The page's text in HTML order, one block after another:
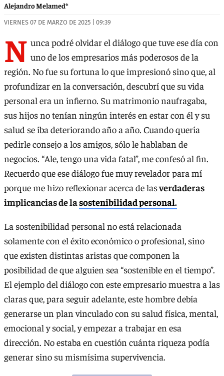
Alejandro Melamed*
VIERNES 07 DE MARZO DE 2025 | 09:39
N unca podré olvidar el diálogo que tuve ese día con
uno de los empresarios más poderosos de la
región. No fue su fortuna lo que impresionó sino que, al
profundizar en la conversación, descubrí que su vida
personal era un infierno. Su matrimonio naufragaba,
sus hijos no tenían ningún interés en estar con él y su
salud se iba deteriorando año a año. Cuando quería
pedirle consejo a los amigos, sólo le hablaban de
negocios. “Ale, tengo una vida fatal”, me confesó al fin.
Recuerdo que ese diálogo fue muy revelador para mí
porque me hizo reflexionar acerca de lasverdaderas
implicancias de lasostenibilidad personal.
La sostenibilidad personal no está relacionada
solamente con el éxito económico o profesional, sino
que existen distintas aristas que componen la
posibilidad de que alguien sea “sostenible en el tiempo”.
El ejemplo del diálogo con este empresario muestra a las
claras que, para seguir adelante, este hombre debía
generarse un plan vinculado con su salud física, mental,
emocional y social, y empezar a trabajar en esa
dirección. No estaba en cuestión cuánta riqueza podía
generar sino su mismísima supervivencia.